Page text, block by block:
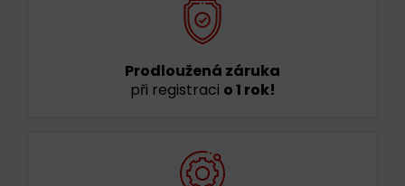
Prodloužená záruka
při registraci o 1 rok!